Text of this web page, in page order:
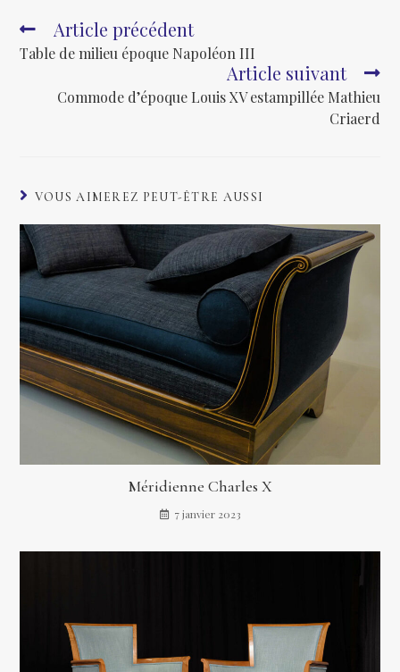
Article précédent
Table de milieu époque Napoléon III
Article suivant
Commode d’époque Louis XV estampillée Mathieu
Criaerd
VOUS AIMEREZ PEUT-ÊTRE AUSSI
Méridienne Charles X
7 janvier 2023